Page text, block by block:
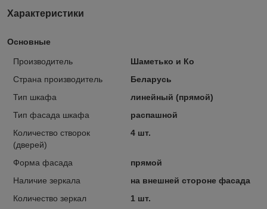
Характеристики
Основные
Производитель
Шаметько и Ко
Страна производитель
Беларусь
Тип шкафа
линейный (прямой)
Тип фасада шкафа
распашной
Количество створок
(дверей)
4 шт.
Форма фасада
прямой
Наличие зеркала
на внешней стороне фасада
Количество зеркал
1 шт.